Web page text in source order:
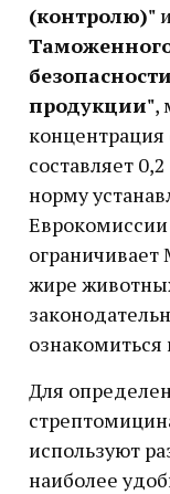
(контролю)" и
продукции",
составляет
норму
жире
ознакомиться
Для
используют
наиболее